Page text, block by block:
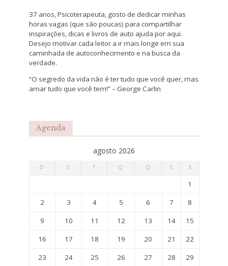
37 anos, Psicoterapeuta, gosto de dedicar minhas
horas vagas (que são poucas) para compartilhar
inspirações, dicas e livros de auto ajuda por aqui.
Desejo motivar cada leitor a ir mais longe em sua
caminhada de autoconhecimento e na busca da
verdade.
“O segredo da vida não é ter tudo que você quer, mas
amar tudo que você tem!” – George Carlin
Agenda
agosto 2026
D S T Q Q S S
1
2
3 4 5 6 7
8
9
10 11 12 13 14
15
16
17 18 19 20 21
22
23
24 25 26 27 28
29